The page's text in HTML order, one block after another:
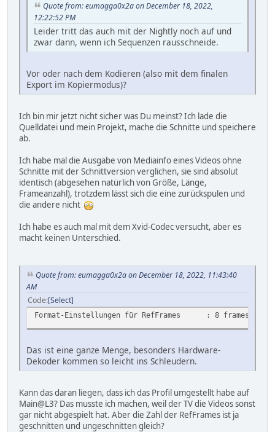
Quote from: eumagga0x2a on December 18, 2022,
12:22:52 PM
Leider tritt das auch mit der Nightly noch auf und
zwar dann, wenn ich Sequenzen rausschneide.
Vor oder nach dem Kodieren (also mit dem finalen
Export im Kopiermodus)?
Ich bin mir jetzt nicht sicher was Du meinst? Ich lade die
Quelldatei und mein Projekt, mache die Schnitte und speichere
ab.
Ich habe mal die Ausgabe von Mediainfo eines Videos ohne
Schnitte mit der Schnittversion verglichen, sie sind absolut
identisch (abgesehen natürlich von Größe, Länge,
Frameanzahl), trotzdem lässt sich die eine zurückspulen und
die andere nicht
Ich habe es auch mal mit dem Xvid-Codec versucht, aber es
macht keinen Unterschied.
Quote from: eumagga0x2a on December 18, 2022, 11:43:40
AM
Code Select
Format-Einstellungen für RefFrames : 8 frames
Das ist eine ganze Menge, besonders Hardware-
Dekoder kommen so leicht ins Schleudern.
Kann das daran liegen, dass ich das Profil umgestellt habe auf
Main@L3? Das musste ich machen, weil der TV die Videos sonst
gar nicht abgespielt hat. Aber die Zahl der RefFrames ist ja
geschnitten und ungeschnitten gleich?